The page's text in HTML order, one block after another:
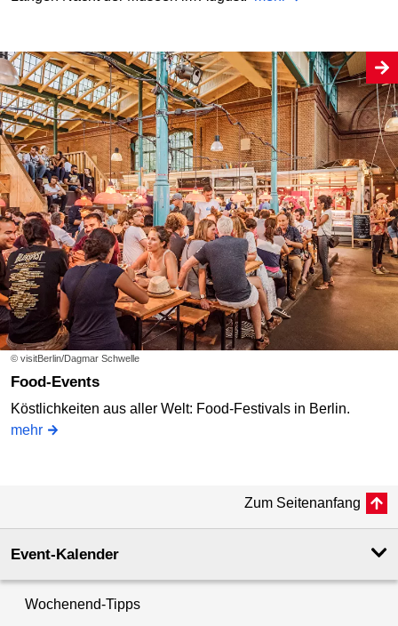
© visitBerlin/Dagmar Schwelle
Food-Events
Köstlichkeiten aus aller Welt: Food-Festivals in Berlin.
mehr
Zum Seitenanfang
Event-Kalender
Wochenend-Tipps